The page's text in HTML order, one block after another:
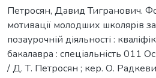
Петросян, Давид Тигранович.
мотивації молодших школярів
позаурочній діяльності :
бакалавра : спеціальність 011
/ Д. Т. Петросян ; кер. О.